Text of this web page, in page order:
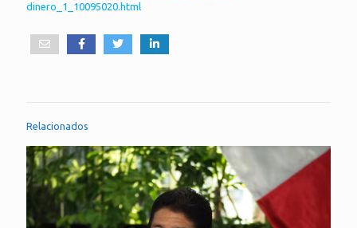
dinero_1_10095020.html
Relacionados